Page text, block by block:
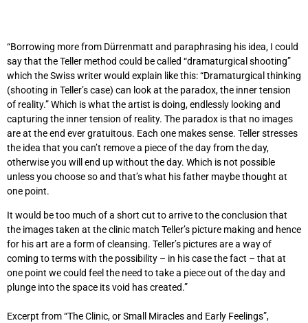
“Borrowing more from Dürrenmatt and paraphrasing his idea, I could
say that the Teller method could be called “dramaturgical shooting”
which the Swiss writer would explain like this: “Dramaturgical thinking
(shooting in Teller’s case) can look at the paradox, the inner tension
of reality.” Which is what the artist is doing, endlessly looking and
capturing the inner tension of reality. The paradox is that no images
are at the end ever gratuitous. Each one makes sense. Teller stresses
the idea that you can’t remove a piece of the day from the day,
otherwise you will end up without the day. Which is not possible
unless you choose so and that’s what his father maybe thought at
one point.
It would be too much of a short cut to arrive to the conclusion that
the images taken at the clinic match Teller’s picture making and hence
for his art are a form of cleansing. Teller’s pictures are a way of
coming to terms with the possibility – in his case the fact – that at
one point we could feel the need to take a piece out of the day and
plunge into the space its void has created.”
Excerpt from “The Clinic, or Small Miracles and Early Feelings”,